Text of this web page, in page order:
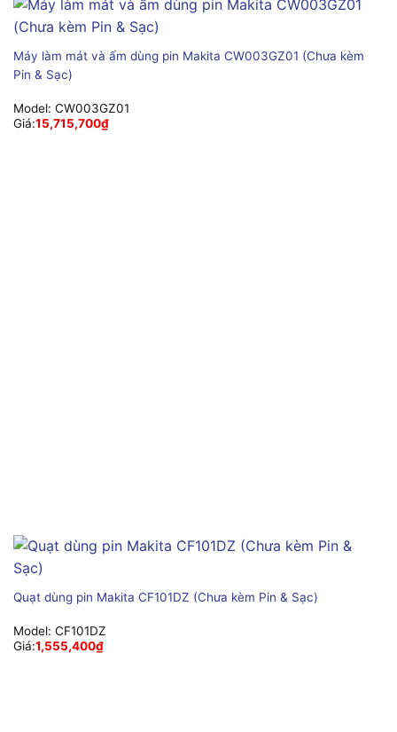
Máy làm mát và ấm dùng pin Makita CW003GZ01 (Chưa kèm
Pin & Sạc)
Model: CW003GZ01
Giá:15,715,700₫
Quạt dùng pin Makita CF101DZ (Chưa kèm Pin & Sạc)
Model: CF101DZ
Giá:1,555,400₫